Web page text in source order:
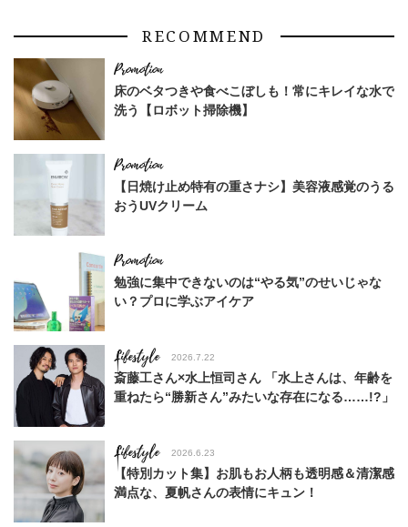
RECOMMEND
床のベタつきや食べこぼしも！常にキレイな水で
洗う【ロボット掃除機】
【日焼け止め特有の重さナシ】美容液感覚のうる
おうUVクリーム
勉強に集中できないのは“やる気”のせいじゃな
い？プロに学ぶアイケア
Lifestyle 2026.7.22
斎藤工さん×水上恒司さん 「水上さんは、年齢を
重ねたら“勝新さん”みたいな存在になる……!?」
Lifestyle 2026.6.23
【特別カット集】お肌もお人柄も透明感＆清潔感
満点な、夏帆さんの表情にキュン！